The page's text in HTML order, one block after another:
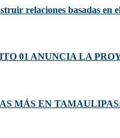
relaciones basadas en
01 ANUNCIA LA
MÁS EN